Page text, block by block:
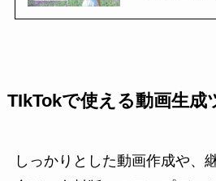
TIkTokで使える動画生成
しっかりとした動画作成や、